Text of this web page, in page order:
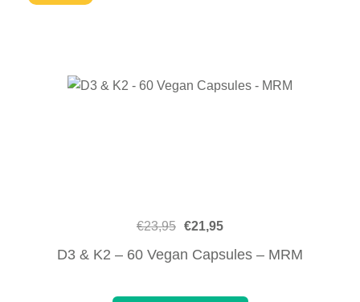
€23,95 €21,95
D3 & K2 – 60 Vegan Capsules – MRM